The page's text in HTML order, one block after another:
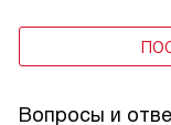
Вопросы и